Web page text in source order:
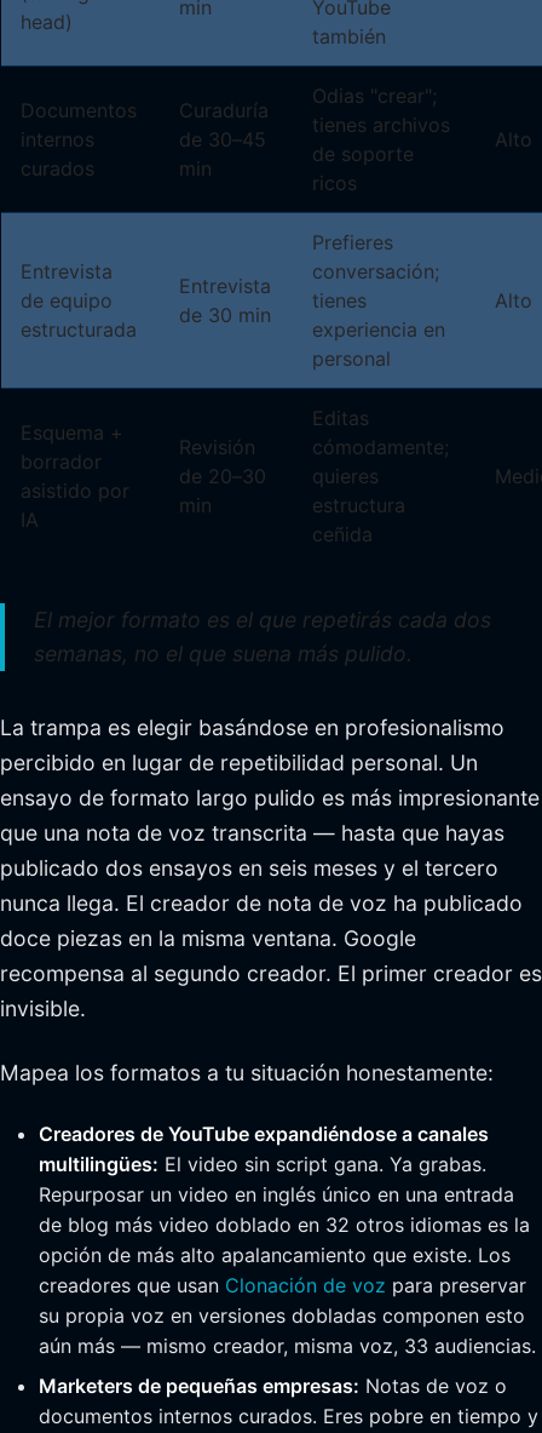
head)
min
YouTube
también
Documentos
internos
curados
Curaduría
de 30–45
min
Odias "crear";
tienes archivos
de soporte
ricos
Alto
Entrevista
de equipo
estructurada
Entrevista
de 30 min
Prefieres
conversación;
tienes
experiencia en
personal
Alto
Esquema +
borrador
asistido por
IA
Revisión
de 20–30
min
Editas
cómodamente;
quieres
estructura
ceñida
El mejor formato es el que repetirás cada dos
semanas, no el que suena más pulido.
La trampa es elegir basándose en profesionalismo
percibido en lugar de repetibilidad personal. Un
ensayo de formato largo pulido es más impresionante
que una nota de voz transcrita — hasta que hayas
publicado dos ensayos en seis meses y el tercero
nunca llega. El creador de nota de voz ha publicado
doce piezas en la misma ventana. Google
recompensa al segundo creador. El primer creador es
invisible.
Mapea los formatos a tu situación honestamente:
Creadores de YouTube expandiéndose a canales
multilingües: El video sin script gana. Ya grabas.
Repurposar un video en inglés único en una entrada
de blog más video doblado en 32 otros idiomas es la
opción de más alto apalancamiento que existe. Los
creadores que usan Clonación de voz para preservar
su propia voz en versiones dobladas componen esto
aún más — mismo creador, misma voz, 33 audiencias.
Marketers de pequeñas empresas: Notas de voz o
documentos internos curados. Eres pobre en tiempo y